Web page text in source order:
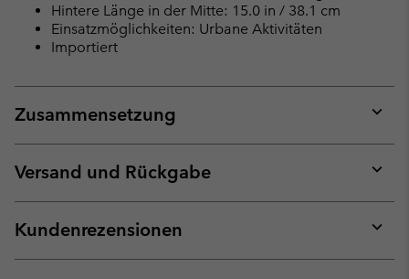
Hintere Länge in der Mitte: 15.0 in / 38.1 cm
Einsatzmöglichkeiten: Urbane Aktivitäten
Importiert
Zusammensetzung
or
Versand und Rückgabe
or
Kundenrezensionen
or